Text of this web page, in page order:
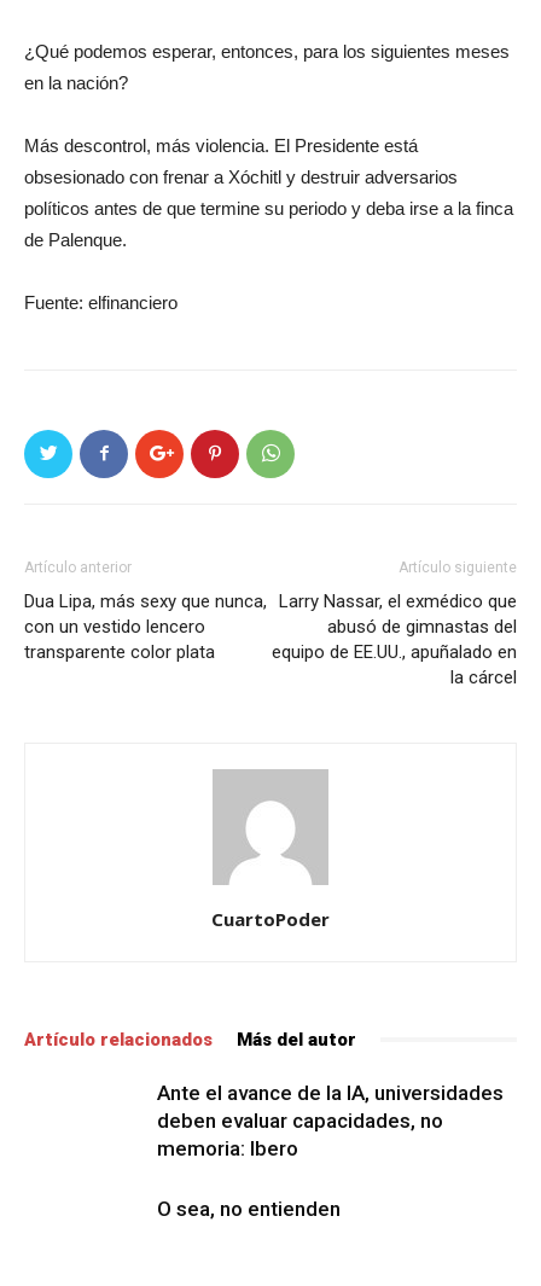
¿Qué podemos esperar, entonces, para los siguientes meses
en la nación?
Más descontrol, más violencia. El Presidente está
obsesionado con frenar a Xóchitl y destruir adversarios
políticos antes de que termine su periodo y deba irse a la finca
de Palenque.
Fuente: elfinanciero
Artículo anterior
Dua Lipa, más sexy que nunca,
con un vestido lencero
transparente color plata
Artículo siguiente
Larry Nassar, el exmédico que
abusó de gimnastas del
equipo de EE.UU., apuñalado en
la cárcel
CuartoPoder
Artículo relacionados Más del autor
Ante el avance de la IA, universidades
deben evaluar capacidades, no
memoria: Ibero
O sea, no entienden